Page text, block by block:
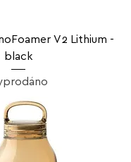
V2 Lithium -
black